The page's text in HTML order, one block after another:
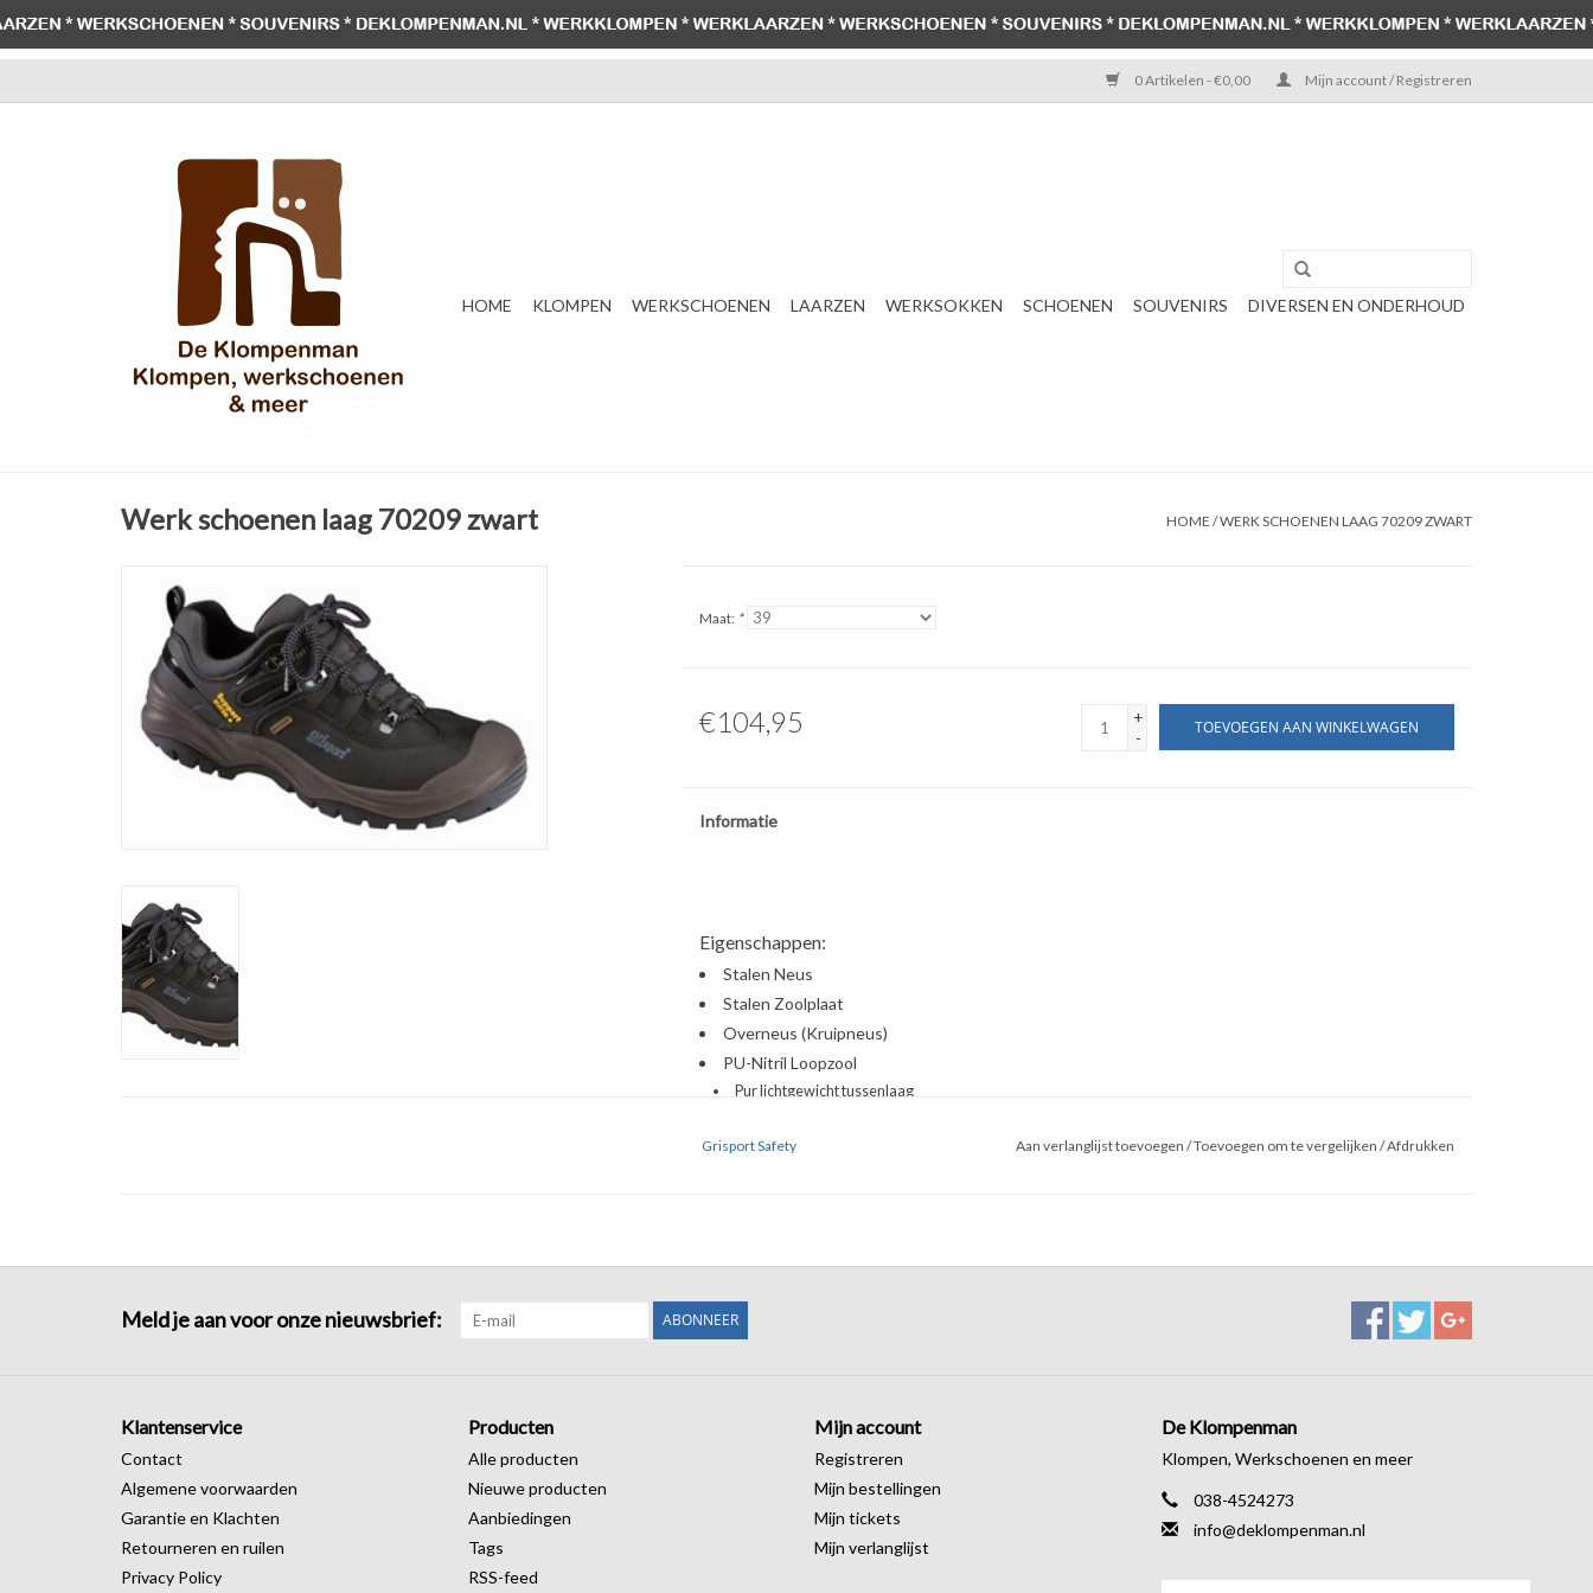
0 Artikelen - €0,00 Mijn account / Registreren
HOME KLOMPEN WERKSCHOENEN LAARZEN WERKSOKKEN SCHOENEN SOUVENIRS DIVERSEN EN ONDERHOUD
Werk schoenen laag 70209 zwart HOME /WERK SCHOENEN LAAG 70209 ZWART
Maat: *
€104,95
+
-
TOEVOEGEN AAN WINKELWAGEN
Informatie
Eigenschappen:
Stalen Neus
Stalen Zoolplaat
Overneus (Kruipneus)
PU-Nitril Loopzool
Pur lichtgewicht tussenlaag
Support System Hielversteviging
Olie- & Zuurbestendig
Veiligheidsklasse:
Agrarische Sector
Constructie
Grisport Safety Aan verlanglijst toevoegen /Toevoegen om te vergelijken /Afdrukken
Meld je aan voor onze nieuwsbrief: ABONNEER
Klantenservice
Contact
Algemene voorwaarden
Garantie en Klachten
Retourneren en ruilen
Privacy Policy
Producten
Alle producten
Nieuwe producten
Aanbiedingen
Tags
RSS-feed
Mijn account
Registreren
Mijn bestellingen
Mijn tickets
Mijn verlanglijst
De Klompenman
Klompen, Werkschoenen en meer
038-4524273
info@deklompenman.nl